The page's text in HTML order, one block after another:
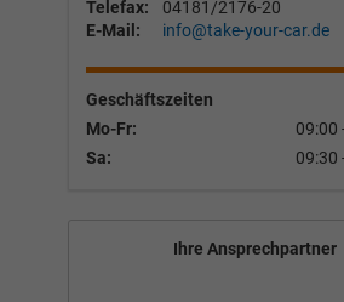
Telefax:
04181/2176-20
E-Mail:
info@take-your-car.de
Geschäftszeiten
Mo-Fr:
09:00
Sa:
09:30
Ihre Ansprechpartner